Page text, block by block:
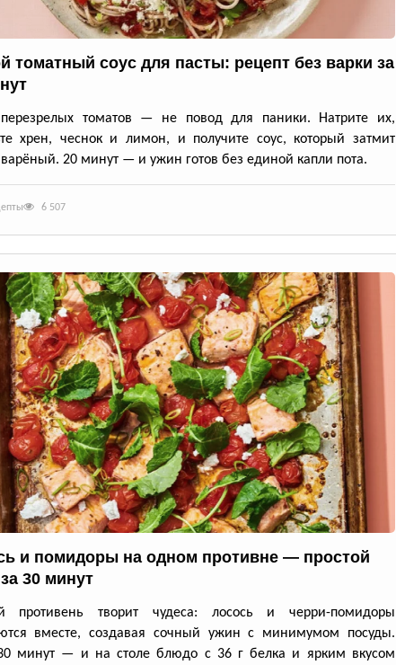
томатный соус для пасты: рецепт без варки за
томатов — не повод для паники. Натрите их,
хрен, чеснок и лимон, и получите соус, который затмит
20 минут — и ужин готов без единой капли пота.
6 507
и помидоры на одном противне — простой
30 минут
противень творит чудеса: лосось и черри-помидоры
вместе, создавая сочный ужин с минимумом посуды.
минут — и на столе блюдо с 36 г белка и ярким вкусом